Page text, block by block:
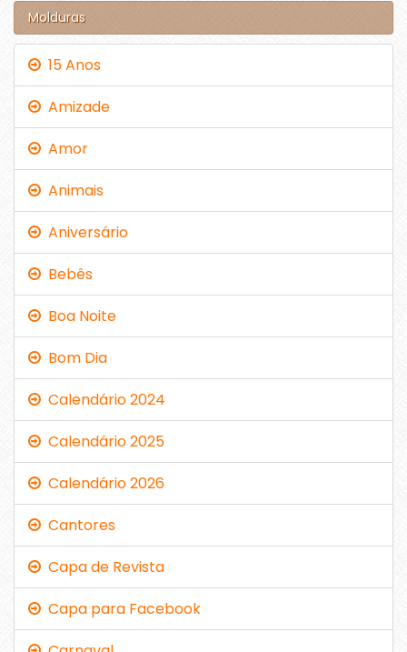
Molduras
15 Anos
Amizade
Amor
Animais
Aniversário
Bebês
Boa Noite
Bom Dia
Calendário 2024
Calendário 2025
Calendário 2026
Cantores
Capa de Revista
Capa para Facebook